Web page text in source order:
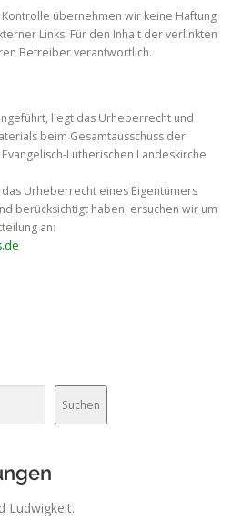
übernehmen wir keine Haftung
Links. Für den Inhalt der verlinkten
Betreiber verantwortlich.
liegt das Urheberrecht und
beim Gesamtausschuss der
Lutherischen Landeskirche
Urheberrecht eines Eigentümers
berücksichtigt haben, ersuchen wir um
an:
Suchen
Ludwigkeit.